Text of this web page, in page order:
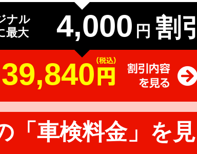
ナル
最大
4,000 円 割
39,840
「車検料金」を